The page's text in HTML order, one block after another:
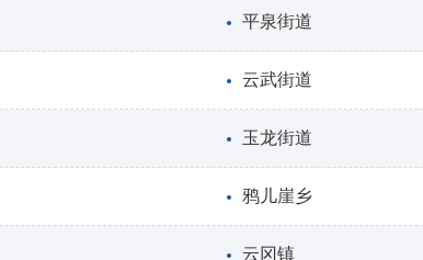
平泉街道
云武街道
玉龙街道
鸦儿崖乡
云冈镇